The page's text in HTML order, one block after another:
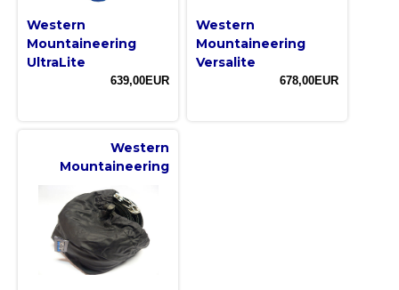
Western
Mountaineering
UltraLite
639,00EUR
Western
Mountaineering
Versalite
678,00EUR
Western
Mountaineering